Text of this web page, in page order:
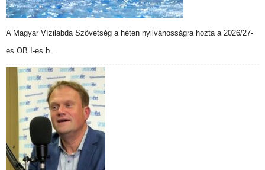
A Magyar Vízilabda Szövetség a héten nyilvánosságra hozta a 2026/27-
es OB I-es b…